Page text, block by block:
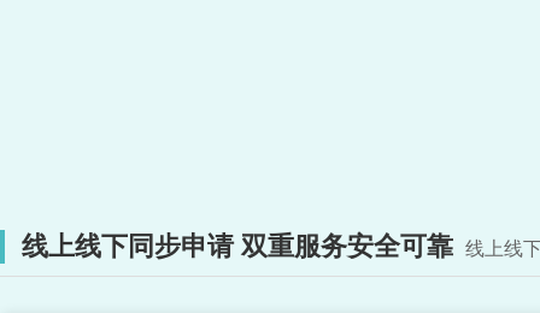
线上线下同步申请 双重服务安全可靠 线上线